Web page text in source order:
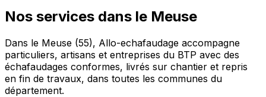
Nos services dans le Meuse
Dans le Meuse (55), Allo-echafaudage accompagne
particuliers, artisans et entreprises du BTP avec des
échafaudages conformes, livrés sur chantier et repris
en fin de travaux, dans toutes les communes du
département.